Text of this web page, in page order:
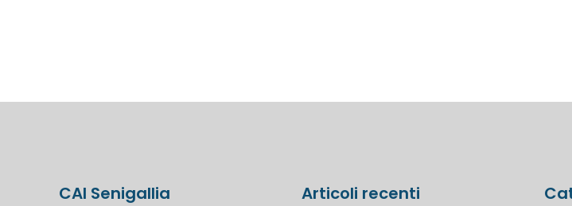
CAI Senigallia Articoli recenti